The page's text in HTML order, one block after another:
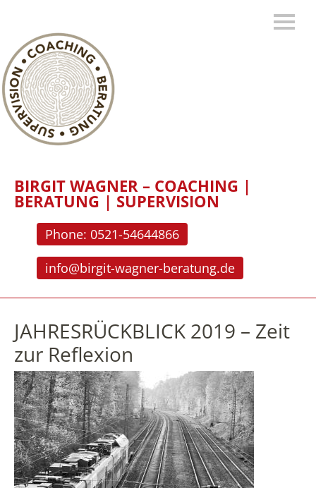
BIRGIT WAGNER – COACHING |
BERATUNG | SUPERVISION
Phone: 0521-54644866
info@birgit-wagner-beratung.de
JAHRESRÜCKBLICK 2019 – Zeit
zur Reflexion